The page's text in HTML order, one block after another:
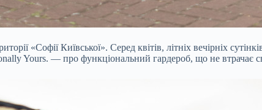
«Софії Київської». Серед квітів, літніх вечірніх
Yours. — про функціональний гардероб, що не втрачає